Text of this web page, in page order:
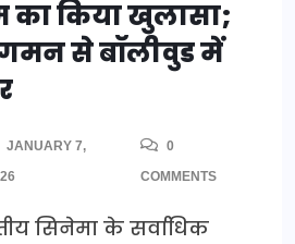
का किया खुलासा;
से बॉलीवुड में
JANUARY 7,
0
COMMENTS
सिनेमा के सर्वाधिक